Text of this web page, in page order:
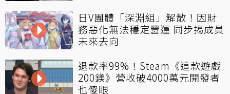
日V團體「深淵組」解散！因財
務惡化無法穩定營運 同步揭成員
未來去向
退款率99%！Steam《這款遊戲
200鎂》營收破4000萬元開發者
也傻眼